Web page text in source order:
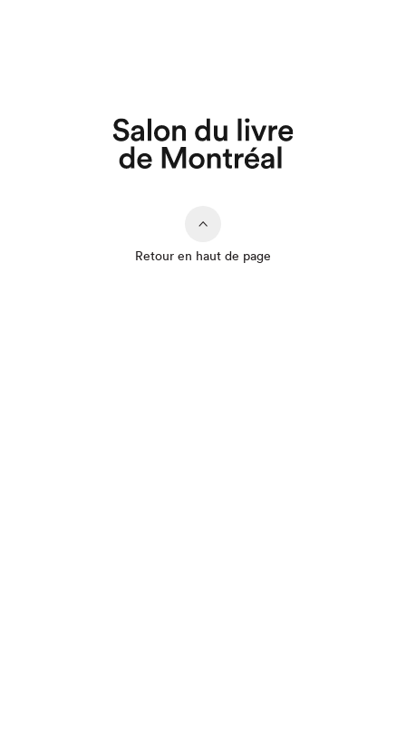
Retour en haut de page